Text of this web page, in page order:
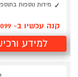
מידות נוספות
קנה עכשיו ב- 1,099
למידע